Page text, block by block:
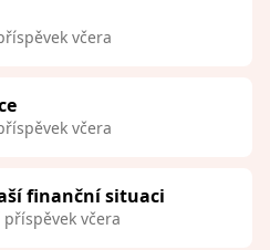
včera
včera
finanční situaci
příspěvek včera